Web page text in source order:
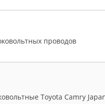
проводов
Toyota Camry